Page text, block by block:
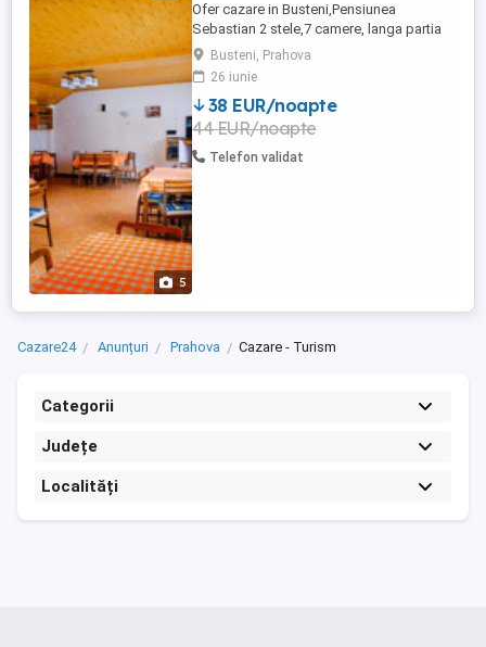
5
Ofer cazare in Busteni,Pensiunea
Sebastian 2 stele,7 camere, langa partia
de ski Kalinderu,toate facilitatile, preturi
incepand de la 200 RON noapte.
Busteni, Prahova
26 iunie
38 EUR/noapte
44 EUR/noapte
Telefon validat
Cazare24 Anunțuri Prahova Cazare - Turism
Categorii
Județe
Localități